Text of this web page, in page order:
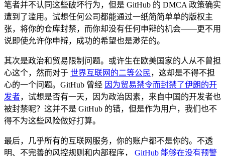
笔者并不认同这些破坏行为，但是 GitHub 的 DMCA 政策确实
遭到了滥用。试想任何公司都能通过一纸简简单单的版权主
张，将你的仓库封禁，而你却没有任何申辩的机会——更不用
说即使允许你申辩，成功的希望也是渺茫的。
其次是政治和贸易限制问题。或许生在欧美国家的人从不曾担
心这个，然而对于 世界互联网的二等公民，这却是不得不担
心的一个问题。GitHub 曾经 因为贸易禁令而封禁了伊朗的开
发者，试想是否有一天，因为政治因素，来自中国的开发者也
被封禁呢？这并不是 GitHub 的错，但是作为用户，我们也不
得不为这些风险做好打算。
最后，几乎所有的互联网服务，你的账户都不是你的。不透
明、不完善的风控规则和内部程序，
GitHub 能够在没有预警